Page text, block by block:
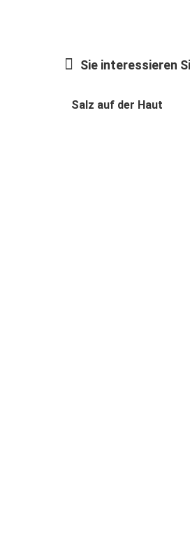
Sie interessieren
Salz auf der Haut